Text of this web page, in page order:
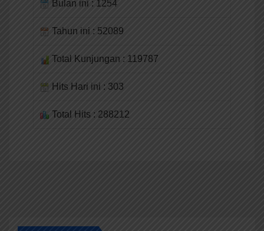
Bulan ini : 1254
Tahun ini : 52089
Total Kunjungan : 119787
Hits Hari ini : 303
Total Hits : 288212